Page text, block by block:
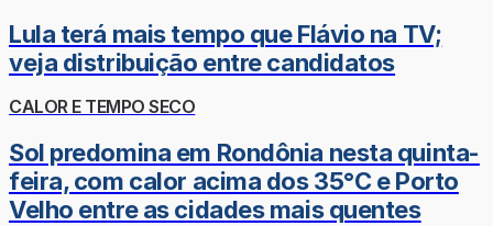
Lula terá mais tempo que Flávio na TV;
veja distribuição entre candidatos
CALOR E TEMPO SECO
Sol predomina em Rondônia nesta quinta-
feira, com calor acima dos 35°C e Porto
Velho entre as cidades mais quentes